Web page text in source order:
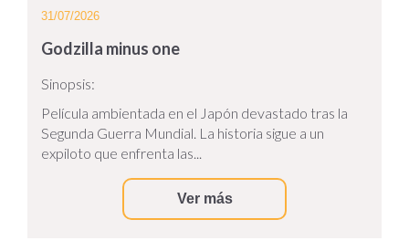
31/07/2026
Godzilla minus one
Sinopsis:
Película ambientada en el Japón devastado tras la
Segunda Guerra Mundial. La historia sigue a un
expiloto que enfrenta las...
Ver más